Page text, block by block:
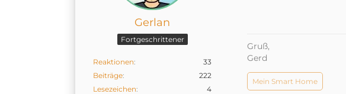
Gerlan
Fortgeschrittener
Reaktionen
33
Beiträge
222
Lesezeichen
4
Gruß,
Gerd
Mein Smart Home